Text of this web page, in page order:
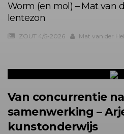
Worm (en mol) – Mat van
lentezon
ZOUT 4/5-2026 Mat van der
Van concurrentie
samenwerking –
kunstonderwijs